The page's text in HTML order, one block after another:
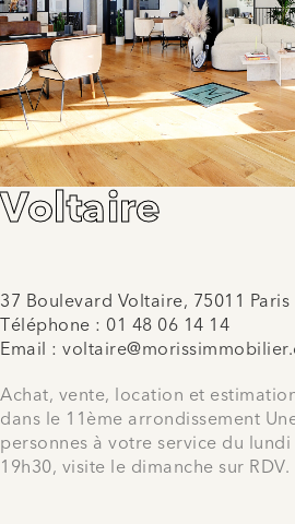
Voltaire
37 Boulevard Voltaire, 75011 Paris
Téléphone : 01 48 06 14 14
Email :
Achat, vente, location et
dans le 11ème arrondissement
personnes à votre service du lundi
19h30, visite le dimanche sur RDV.